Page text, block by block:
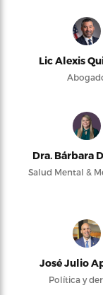
Lic Alexis
Dra. Bárbara
Salud Mental &
José Julio
Política y